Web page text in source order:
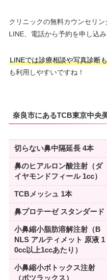
クリニックの無料カウンセリ
LINE、電話から予約を申し込み
LINEでは診療相談や写真診断
も利用しやすいですね！
奈良市にあるTCB東京中央
切らない鼻中隔延長 4本
鼻のヒアルロン酸注射（ダ
イヤモンドフィール 1cc）
TCBメッシュ 1本
鼻プロテーゼ スタンダード
小鼻縮小脂肪溶解注射（B
NLS アルティメット 原液 1
0cc以上1ccあたり）
小鼻縮小ボトックス注射
（ボツラックス）